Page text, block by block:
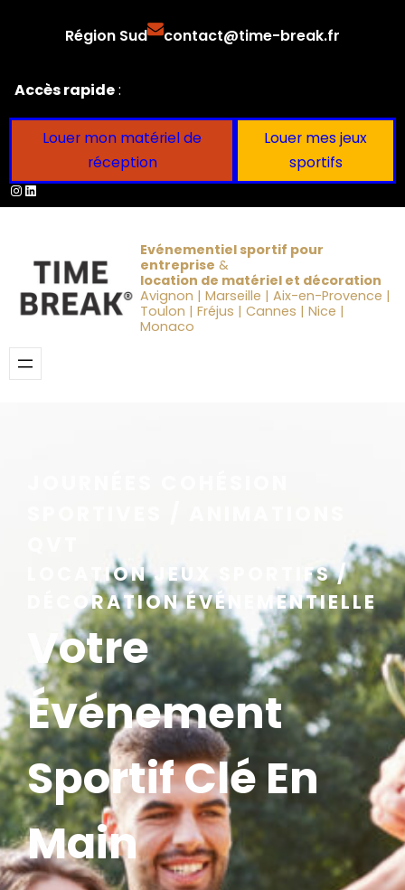
Région Sud contact@time-break.fr
Accès rapide:
Louer mon matériel de
réception
Louer mes jeux
sportifs
Instagram
LinkedIn
Evénementiel sportif pour
entreprise &
location de matériel et décoration
Avignon | Marseille | Aix-en-Provence |
Toulon | Fréjus | Cannes | Nice |
Monaco
LOCATION JEUX SPORTIFS /
DÉCORATION ÉVÉNEMENTIELLE
Votre
Événement
Sportif Clé En
Main